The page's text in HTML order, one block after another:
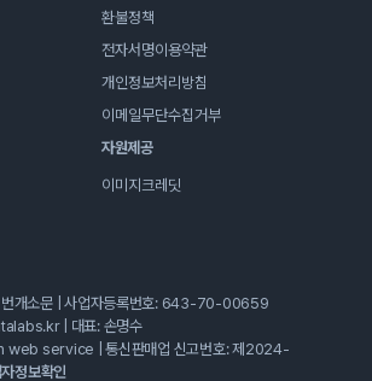
환불정책
전자서명이용약관
개인정보처리방침
이메일무단수집거부
자원제공
이미지크레딧
번개소문 | 사업자등록번호: 643-70-00659
| 대표: 손명수
web service | 통신판매업 신고번호: 제2024-
정보확인